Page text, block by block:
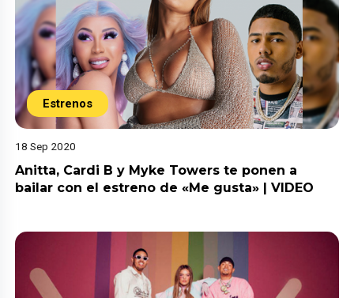
Estrenos
18 Sep 2020
Anitta, Cardi B y Myke Towers te ponen a
bailar con el estreno de «Me gusta» | VIDEO